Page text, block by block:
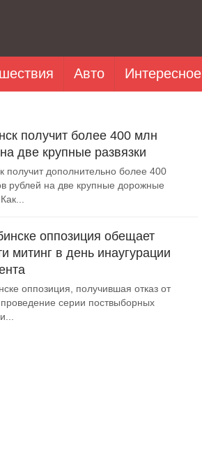
Авто Интересное
получит более 400 млн
две крупные развязки
получит дополнительно более 400
рублей на две крупные дорожные
оппозиция обещает
митинг в день инаугурации
оппозиция, получившая отказ от
серии поствыборных